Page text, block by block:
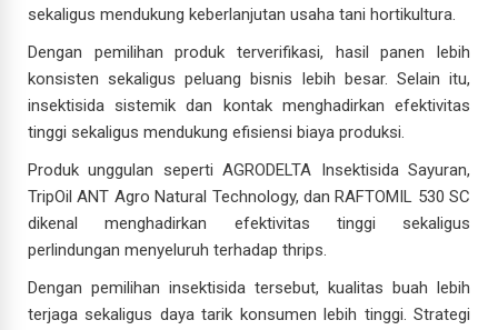
sekaligus mendukung keberlanjutan usaha tani hortikultura.
Dengan pemilihan produk terverifikasi, hasil panen lebih
konsisten sekaligus peluang bisnis lebih besar. Selain itu,
insektisida sistemik dan kontak menghadirkan efektivitas
tinggi sekaligus mendukung efisiensi biaya produksi.
Produk unggulan seperti AGRODELTA Insektisida Sayuran,
TripOil ANT Agro Natural Technology, dan RAFTOMIL 530 SC
dikenal menghadirkan efektivitas tinggi sekaligus
perlindungan menyeluruh terhadap thrips.
Dengan pemilihan insektisida tersebut, kualitas buah lebih
terjaga sekaligus daya tarik konsumen lebih tinggi. Strategi